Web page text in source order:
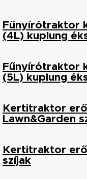
Fűnyírótraktor
(4L) kuplung
Fűnyírótraktor
(5L) kuplung
Kertitraktor
Lawn&Garden
Kertitraktor
szíjak